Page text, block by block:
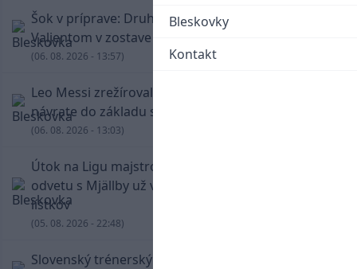
Bleskovky
Kontakt
Šok v príprave: Druholigová Mallorca s
Valjentom v zostave zdolala PSG
(06. 08. 2026 - 13:57)
Leo Messi zrežíroval obrat Interu Miami, pri
návrate do základu strelil dva góly
(06. 08. 2026 - 13:03)
Útok na Ligu majstrov láka! Slovan hlási na
odvetu s Mjällby už viac ako 13-tisíc predaných
lístkov
(05. 08. 2026 - 22:48)
Slovenský trénerský súboj pre Borbélyho,